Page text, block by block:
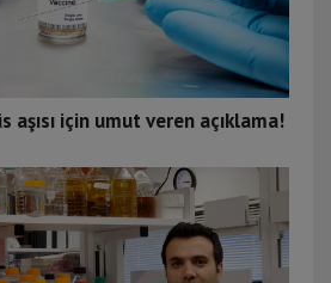
aşısı için umut veren açıklama!